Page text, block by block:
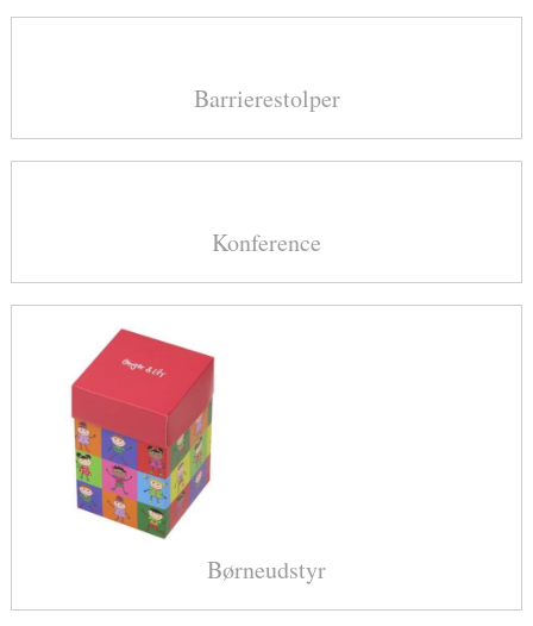
Barrierestolper
Konference
Børneudstyr